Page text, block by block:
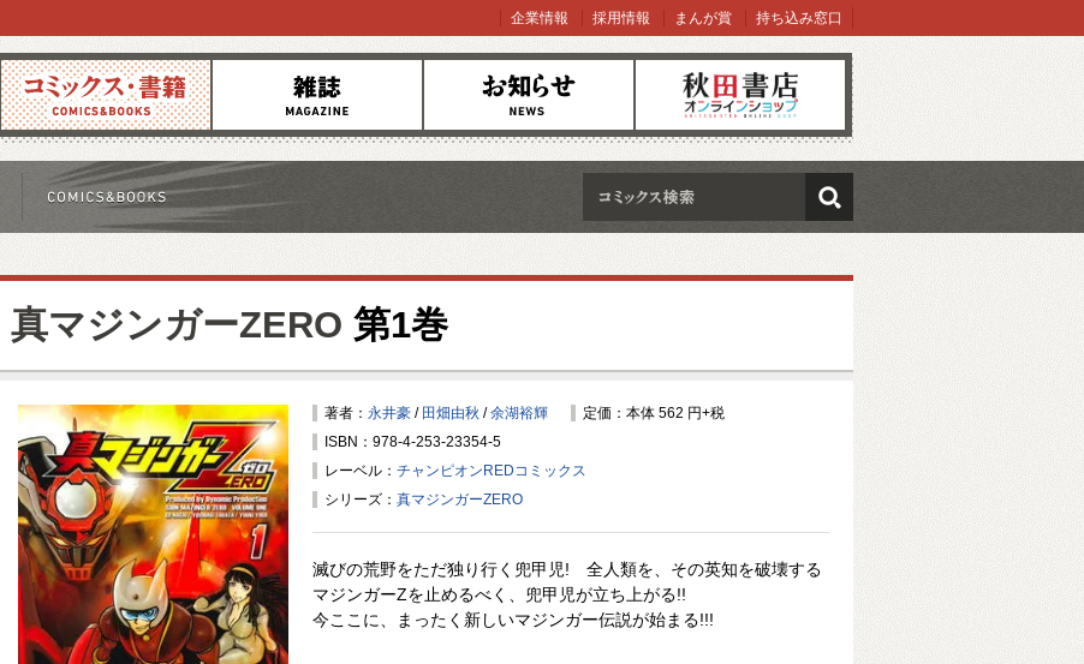
コミックス 雑誌 お知らせ オンラインショップ
企業情報 採用情報 まんが賞 持ち込み窓口
検索
真マジンガーZERO 第1巻
著者： 永井豪 / 田畑由秋 /余湖裕輝
定価：本体 562 円+税
ISBN：978-4-253-23354-5
レーベル： チャンピオンREDコミックス
シリーズ： 真マジンガーZERO
滅びの荒野をただ独り行く兜甲児! 全人類を、その英知を破壊する
マジンガーZを止めるべく、兜甲児が立ち上がる!!
今ここに、まったく新しいマジンガー伝説が始まる!!!